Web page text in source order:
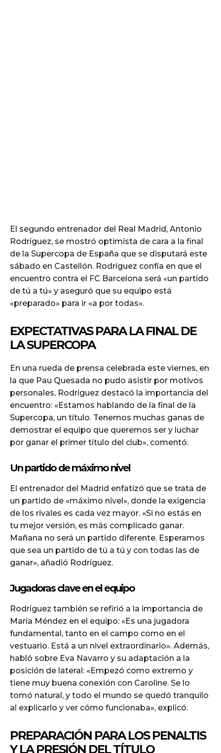
El segundo entrenador del Real Madrid, Antonio
Rodríguez, se mostró optimista de cara a la final
de la Supercopa de España que se disputará este
sábado en Castellón. Rodríguez confía en que el
encuentro contra el FC Barcelona será «un partido
de tú a tú» y aseguró que su equipo está
«preparado» para ir «a por todas».
EXPECTATIVAS PARA LA FINAL DE
LA SUPERCOPA
En una rueda de prensa celebrada este viernes, en
la que Pau Quesada no pudo asistir por motivos
personales, Rodríguez destacó la importancia del
encuentro: «Estamos hablando de la final de la
Supercopa, un título. Tenemos muchas ganas de
demostrar el equipo que queremos ser y luchar
por ganar el primer título del club», comentó.
Un partido de máximo nivel
El entrenador del Madrid enfatizó que se trata de
un partido de «máximo nivel», donde la exigencia
de los rivales es cada vez mayor. «Si no estás en
tu mejor versión, es más complicado ganar.
Mañana no será un partido diferente. Esperamos
que sea un partido de tú a tú y con todas las de
ganar», añadió Rodríguez.
Jugadoras clave en el equipo
Rodríguez también se refirió a la importancia de
María Méndez en el equipo: «Es una jugadora
fundamental, tanto en el campo como en el
vestuario. Está a un nivel extraordinario». Además,
habló sobre Eva Navarro y su adaptación a la
posición de lateral: «Empezó como extremo y
tiene muy buena conexión con Caroline. Se lo
tomó natural, y todo el mundo se quedó tranquilo
al explicarlo y ver cómo funcionaba», explicó.
PREPARACIÓN PARA LOS PENALTIS
Y LA PRESIÓN DEL TÍTULO